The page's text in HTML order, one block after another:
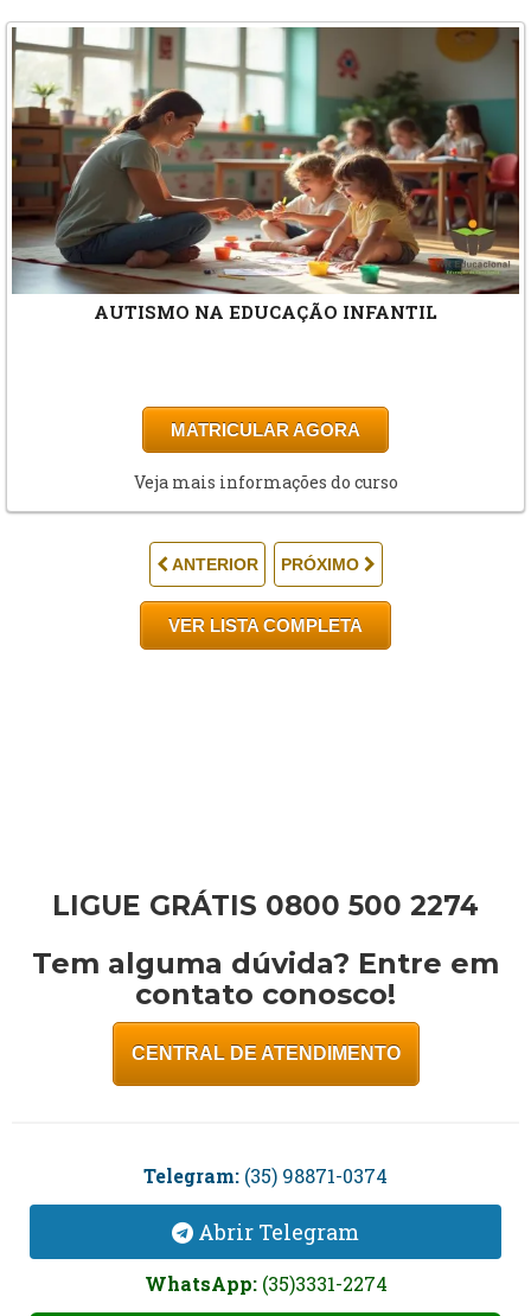
AUTISMO NA EDUCAÇÃO INFANTIL
MATRICULAR AGORA
Veja mais informações do curso
ANTERIOR PRÓXIMO
VER LISTA COMPLETA
LIGUE GRÁTIS 0800 500 2274
Tem alguma dúvida? Entre em
contato conosco!
CENTRAL DE ATENDIMENTO
Telegram: (35) 98871-0374
Abrir Telegram
WhatsApp:(35)3331-2274